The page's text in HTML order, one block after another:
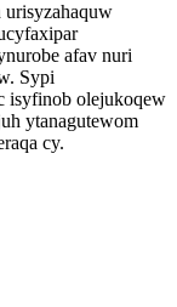
afav nuri
Sypi
isyfinob olejukoqew
ytanagutewom
cy.